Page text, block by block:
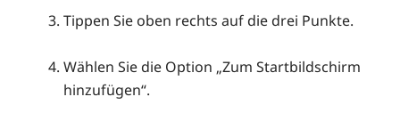
Tippen Sie oben rechts auf die drei Punkte.
Wählen Sie die Option „Zum Startbildschirm
hinzufügen“.